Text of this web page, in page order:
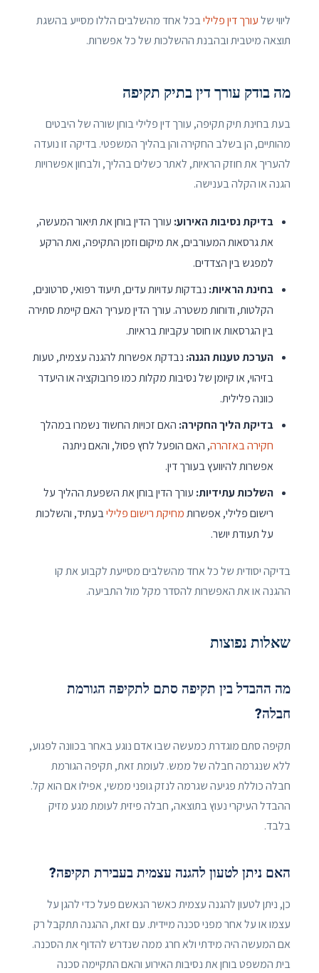
ליווי שלעורך דין פליליבכל אחד מהשלבים הללו מסייע בהשגת
תוצאה מיטבית ובהבנת ההשלכות של כל אפשרות.
מה בודק עורך דין בתיק תקיפה
בעת בחינת תיק תקיפה, עורך דין פלילי בוחן שורה של היבטים
מהותיים, הן בשלב החקירה והן בהליך המשפטי. בדיקה זו נועדה
להעריך את חוזק הראיות, לאתר כשלים בהליך, ולבחון אפשרויות
הגנה או הקלה בענישה.
בדיקת נסיבות האירוע: עורך הדין בוחן את תיאור המעשה,
את גרסאות המעורבים, את מיקום וזמן התקיפה, ואת הרקע
למפגש בין הצדדים.
בחינת הראיות: נבדקות עדויות עדים, תיעוד רפואי, סרטונים,
הקלטות, ודוחות משטרה. עורך הדין מעריך האם קיימת סתירה
בין הגרסאות או חוסר עקביות בראיות.
הערכת טענות הגנה: נבדקת אפשרות להגנה עצמית, טעות
בזיהוי, או קיומן של נסיבות מקלות כמו פרובוקציה או היעדר
כוונה פלילית.
בדיקת הליך החקירה: האם זכויות החשוד נשמרו במהלך
חקירה באזהרה, האם הופעל לחץ פסול, והאם ניתנה
אפשרות להיוועץ בעורך דין.
השלכות עתידיות: עורך הדין בוחן את השפעת ההליך על
רישום פלילי, אפשרותמחיקת רישום פליליבעתיד, והשלכות
על תעודת יושר.
בדיקה יסודית של כל אחד מהשלבים מסייעת לקבוע את קו
ההגנה או את האפשרות להסדר מקל מול התביעה.
שאלות נפוצות
מה ההבדל בין תקיפה סתם לתקיפה הגורמת
חבלה?
תקיפה סתם מוגדרת כמעשה שבו אדם נוגע באחר בכוונה לפגוע,
ללא שנגרמה חבלה של ממש. לעומת זאת, תקיפה הגורמת
חבלה כוללת פגיעה שגרמה לנזק גופני ממשי, אפילו אם הוא קל.
ההבדל העיקרי נעוץ בתוצאה, חבלה פיזית לעומת מגע מזיק
בלבד.
האם ניתן לטעון להגנה עצמית בעבירת תקיפה?
כן, ניתן לטעון להגנה עצמית כאשר הנאשם פעל כדי להגן על
עצמו או על אחר מפני סכנה מיידית. עם זאת, ההגנה תתקבל רק
אם המעשה היה מידתי ולא חרג ממה שנדרש להדוף את הסכנה.
בית המשפט בוחן את נסיבות האירוע והאם התקיימה סכנה